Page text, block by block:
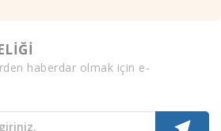
haberdar olmak için e-